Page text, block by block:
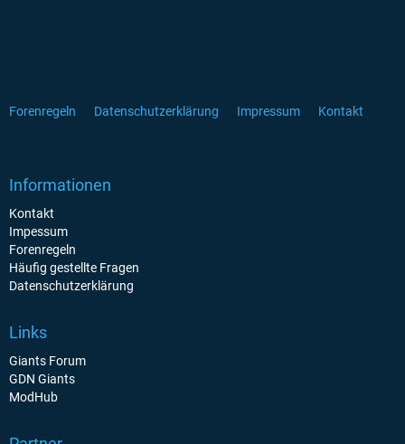
Forenregeln Datenschutzerklärung Impressum Kontakt
Informationen
Kontakt
Impessum
Forenregeln
Häufig gestellte Fragen
Datenschutzerklärung
Links
Giants Forum
GDN Giants
ModHub